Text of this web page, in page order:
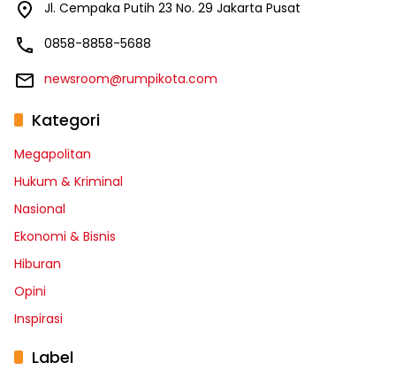
Jl. Cempaka Putih 23 No. 29 Jakarta Pusat
0858-8858-5688
newsroom@rumpikota.com
Kategori
Megapolitan
Hukum & Kriminal
Nasional
Ekonomi & Bisnis
Hiburan
Opini
Inspirasi
Label